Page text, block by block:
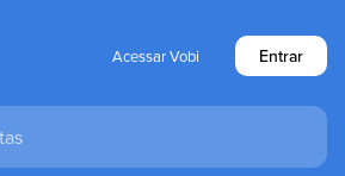
Acessar Vobi Entrar